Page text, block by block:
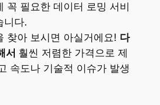
꼭 필요한 데이터 로밍 서비
니다.
찾아 보시면 아실거에요! 다
서 훨씬 저렴한 가격으로 제
속도나 기술적 이슈가 발생